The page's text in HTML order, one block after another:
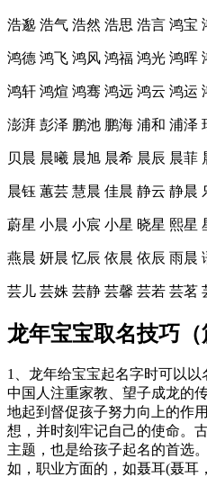
浩邈 浩气 浩然 浩思 浩言 鸿宝
鸿德 鸿飞 鸿风 鸿福 鸿光 鸿晖
鸿轩 鸿煊 鸿骞 鸿远 鸿云 鸿运
澎湃 彭泽 鹏池 鹏海 浦和 浦泽
贝晨 晨曦 晨旭 晨希 晨辰 晨菲
晨钰 蕙芸 慧晨 佳晨 静云 静晨
蔚星 小晨 小宸 小星 晓星 熙星
燕晨 妍晨 忆辰 依晨 依辰 雨晨
芸儿 芸姝 芸静 芸馨 芸若 芸茗
龙年宝宝取名技巧（
1、龙年给宝宝起名字时可以
中国人注重家教、望子成龙的
地起到督促孩子努力向上的作
想，并时刻牢记自己的使命。
主题，也是给孩子起名的首选
如，职业方面的，如聂耳(聂耳